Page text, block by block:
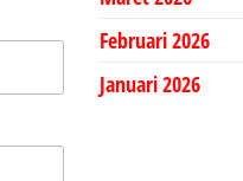
Februari 2026
Januari 2026